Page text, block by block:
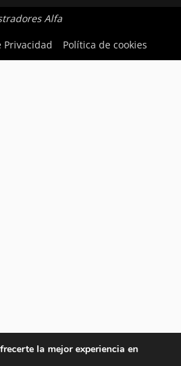
Alfa
Privacidad Política de cookies
la mejor experiencia en